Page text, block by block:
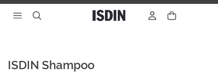
ISDIN Shampoo